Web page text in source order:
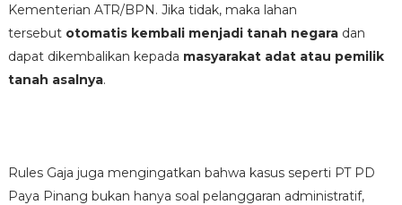
Kementerian ATR/BPN. Jika tidak, maka lahan
tersebut otomatis kembali menjadi tanah negaradan
dapat dikembalikan kepada masyarakat adat atau pemilik
tanah asalnya.
Rules Gaja juga mengingatkan bahwa kasus seperti PT PD
Paya Pinang bukan hanya soal pelanggaran administratif,